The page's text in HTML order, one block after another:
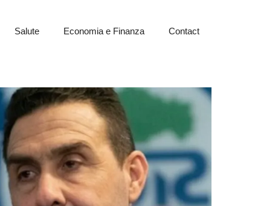
Salute Economia e Finanza Contact